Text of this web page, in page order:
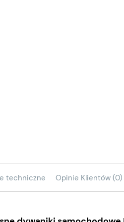
techniczne Opinie Klientów (0)